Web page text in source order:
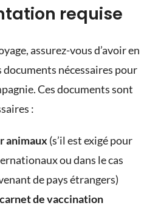
requise
assurez-vous d’avoir en
nécessaires pour
Ces documents sont
:
animaux (s’il est exigé pour
ou dans le cas
de pays étrangers)
carnet de vaccination